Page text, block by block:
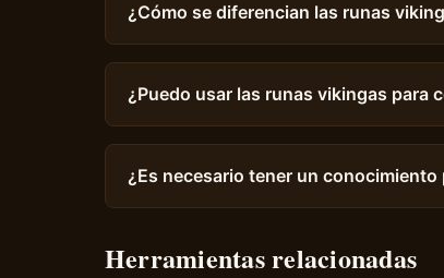
¿Cómo se diferencian las runas
¿Puedo usar las runas vikingas para
¿Es necesario tener un
Herramientas relacionadas